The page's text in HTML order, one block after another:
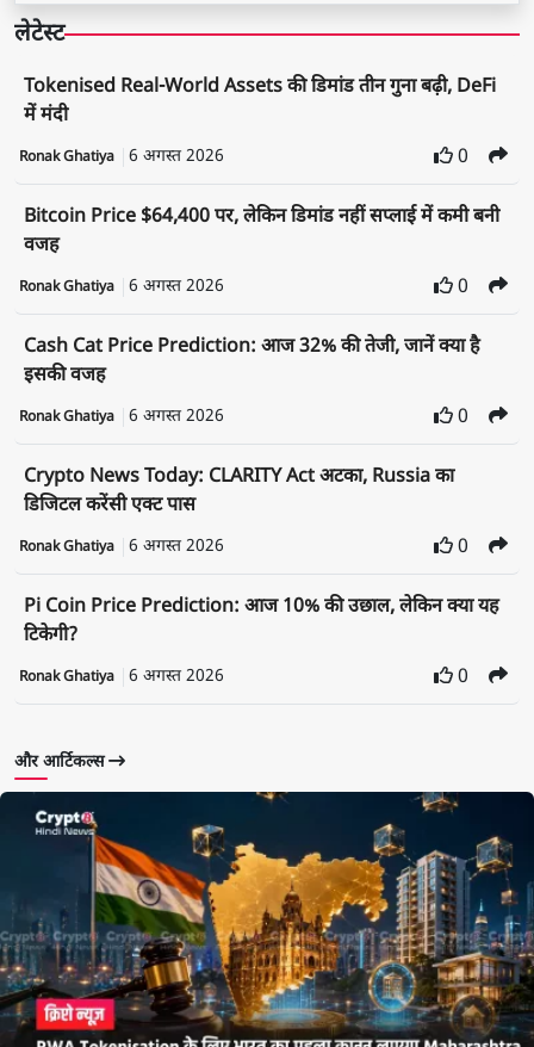
लेटेस्ट
Tokenised Real-World Assets की डिमांड तीन गुना बढ़ी, DeFi
में मंदी
Ronak Ghatiya 6 अगस्त 2026 0
Bitcoin Price $64,400 पर, लेकिन डिमांड नहीं सप्लाई में कमी बनी
वजह
Ronak Ghatiya 6 अगस्त 2026 0
Cash Cat Price Prediction: आज 32% की तेजी, जानें क्या है
इसकी वजह
Ronak Ghatiya 6 अगस्त 2026 0
Crypto News Today: CLARITY Act अटका, Russia का
डिजिटल करेंसी एक्ट पास
Ronak Ghatiya 6 अगस्त 2026 0
Pi Coin Price Prediction: आज 10% की उछाल, लेकिन क्या यह
टिकेगी?
Ronak Ghatiya 6 अगस्त 2026 0
और आर्टिकल्स